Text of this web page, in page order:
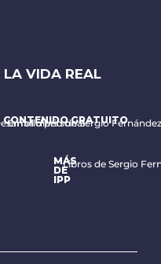
VIDA REAL
personal
CONTENIDO GRATUITO
Email diario de Sergio Fernández
MÁS
DE
IPP
Libros de Sergio